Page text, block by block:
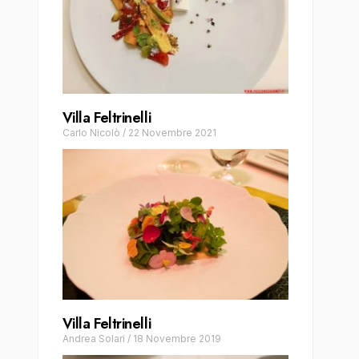
Villa Feltrinelli
Carlo Nicolò / 22 Novembre 2021
Villa Feltrinelli
Andrea Solari / 18 Novembre 2019